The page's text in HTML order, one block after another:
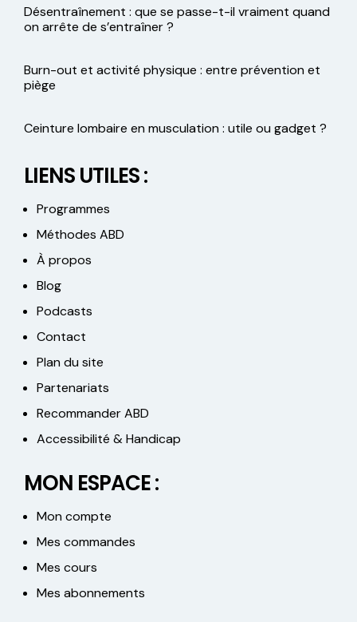
Désentraînement : que se passe-t-il vraiment quand
on arrête de s’entraîner ?
Burn-out et activité physique : entre prévention et
piège
Ceinture lombaire en musculation : utile ou gadget ?
LIENS UTILES :
Programmes
Méthodes ABD
À propos
Blog
Podcasts
Contact
Plan du site
Partenariats
Recommander ABD
Accessibilité & Handicap
MON ESPACE :
Mon compte
Mes commandes
Mes cours
Mes abonnements